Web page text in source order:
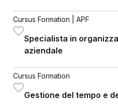
Cursus Formation | APF
Specialista in
aziendale
Cursus Formation
Gestione del tempo e